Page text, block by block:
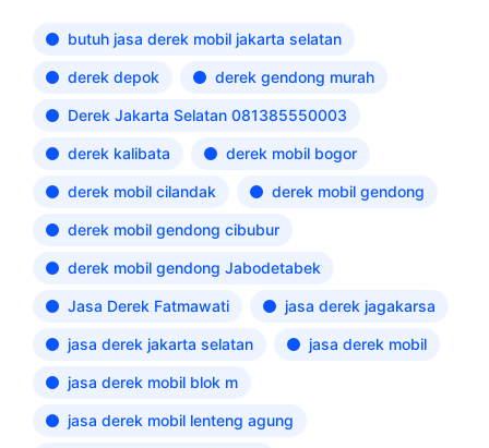
butuh jasa derek mobil jakarta selatan
derek depok derek gendong murah
Derek Jakarta Selatan 081385550003
derek kalibata derek mobil bogor
derek mobil cilandak derek mobil gendong
derek mobil gendong cibubur
derek mobil gendong Jabodetabek
Jasa Derek Fatmawati jasa derek jagakarsa
jasa derek jakarta selatan jasa derek mobil
jasa derek mobil blok m
jasa derek mobil lenteng agung